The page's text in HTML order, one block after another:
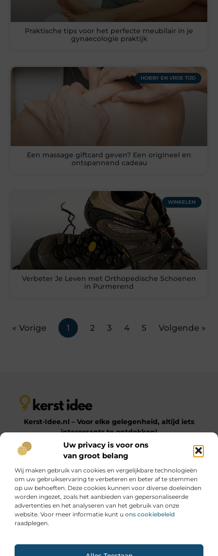
Uw privacy is voor ons
van groot belang
Wij maken gebruik van cookies en vergelijkbare technologieën
om uw gebruikservaring te verbeteren en beter af te stemmen
op uw behoeften. Deze cookies kunnen voor diverse doeleinden
worden ingezet, zoals het aanbieden van gepersonaliseerde
advertenties en het analyseren van het gebruik van onze
website. Voor meer informatie kunt u ons cookiebeleid
raadplegen.
Praktische tips voor het perfecte meubilair in je
gynaecologie praktijk
HOBBY EN VRIJE TIJD
Een massage giftcard geven? Een origineel en
ontspannend cadeau
WINKELEN
Verbeter Je Leven met Orthopedische Schoenen
in Purmerend
« Vorige 1 2 3 4 5 Volgende »
Kerst-Idee.nl – Voor elke gelegenheid, altijd iets
interessants te ontdekken!
Op Kerst-Idee.nl vind je een gevarieerde verzameling
blogs en artikelen over uiteenlopende onderwerpen.
Van praktische tips tot inspirerende ideeën – laat je
verrassen door onze diverse en informatieve content!
Onze informatie